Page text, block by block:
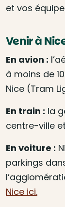
et vos
Venir à
En avion :
à moins de
Nice (Tram
En train : la
centre-ville
En voiture :
parkings
Nice ici.